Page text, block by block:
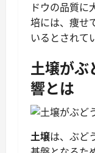
ドウの品質に
培には、痩せ
いるとされて
土壌がぶ
響とは
土壌は、ぶど